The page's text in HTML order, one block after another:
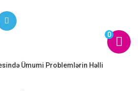
Ümumi Problemlərin Həlli
0